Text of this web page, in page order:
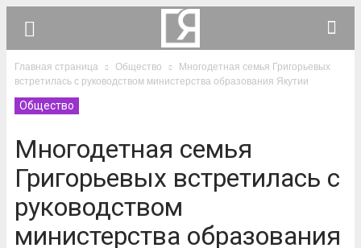
Главная страница Общество
Многодетная семья Григорьевых
встретилась с руководством министерства образования Якутии
Общество
Многодетная семья
Григорьевых встретилась с
руководством
министерства образования